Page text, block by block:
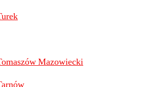
Mazowiecki